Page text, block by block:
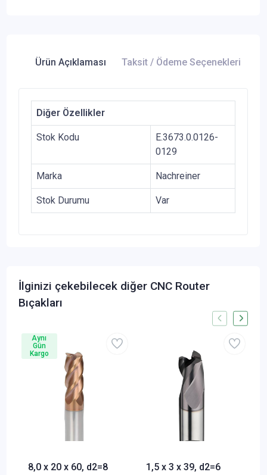
Ürün Açıklaması Taksit / Ödeme Seçenekleri
Diğer Özellikler
Stok Kodu
E.3673.0.0126-
0129
Marka Nachreiner
Stok Durumu Var
İlginizi çekebilecek diğer CNC Router
Bıçakları
8,0 x 20 x 60, d2=8
Aynı
Gün
Kargo
1,5 x 3 x 39, d2=6